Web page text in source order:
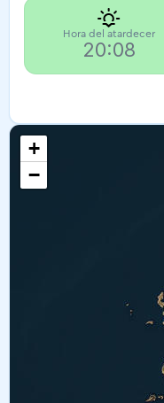
Hora del atardecer
20:08
+
−